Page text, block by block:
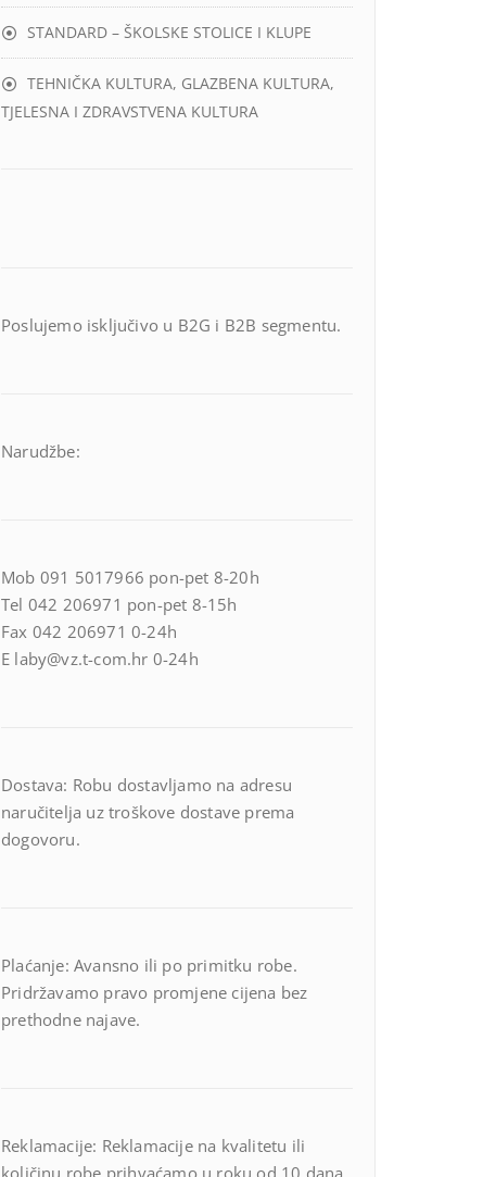
STANDARD – ŠKOLSKE STOLICE I KLUPE
TEHNIČKA KULTURA, GLAZBENA KULTURA,
TJELESNA I ZDRAVSTVENA KULTURA
Poslujemo isključivo u B2G i B2B segmentu.
Narudžbe:
Mob 091 5017966 pon-pet 8-20h
Tel 042 206971 pon-pet 8-15h
Fax 042 206971 0-24h
E laby@vz.t-com.hr 0-24h
Dostava: Robu dostavljamo na adresu
naručitelja uz troškove dostave prema
dogovoru.
Plaćanje: Avansno ili po primitku robe.
Pridržavamo pravo promjene cijena bez
prethodne najave.
Reklamacije: Reklamacije na kvalitetu ili
količinu robe prihvaćamo u roku od 10 dana